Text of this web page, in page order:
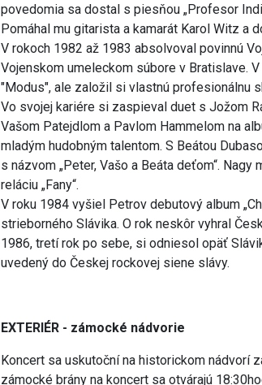
povedomia sa dostal s piesňou „Profesor
Pomáhal mu gitarista a kamarát Karol Witz a
V rokoch 1982 až 1983 absolvoval povinnú
Vojenskom umeleckom súbore v Bratislave.
"Modus", ale založil si vlastnú profesionálnu
Vo svojej kariére si zaspieval duet s Jožom
Vašom Patejdlom a Pavlom Hammelom na
mladým hudobným talentom. S Beátou
s názvom „Peter, Vašo a Beáta deťom“.
reláciu „Fany“.
V roku 1984 vyšiel Petrov debutový album
strieborného Slávika. O rok neskôr vyhral
1986, tretí rok po sebe, si odniesol opäť
uvedený do Českej rockovej siene slávy.
EXTERIÉR - zámocké nádvorie
Koncert sa uskutoční na historickom nádvorí
zámocké brány na koncert sa otvárajú